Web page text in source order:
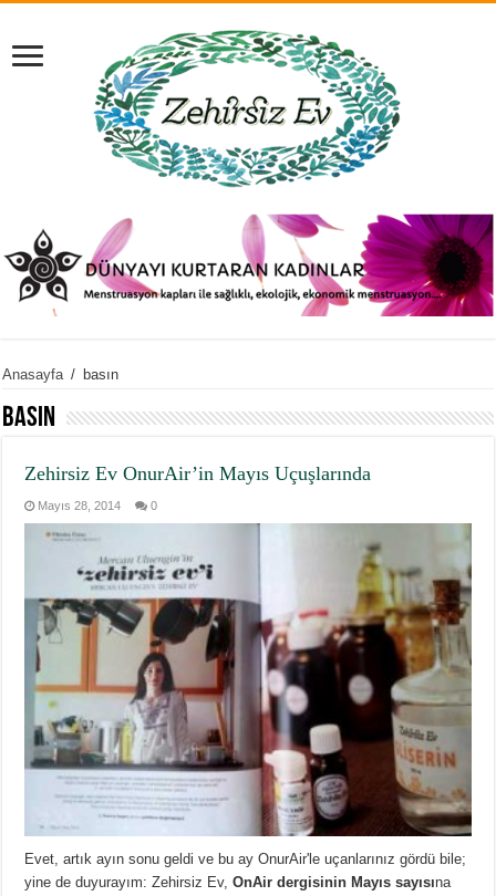
Anasayfa / basın
basın
Zehirsiz Ev OnurAir’in Mayıs Uçuşlarında
Mayıs 28, 2014 0
Evet, artık ayın sonu geldi ve bu ay OnurAir'le uçanlarınız gördü bile;
yine de duyurayım: Zehirsiz Ev,OnAir dergisinin Mayıs sayısına